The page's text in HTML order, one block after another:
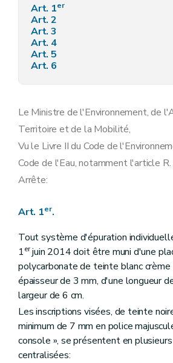
Art. 1er
Art. 2
Art. 3
Art. 4
Art. 5
Art. 6
Le Ministre de l'Environnement, de
Territoire et de la Mobilité,
Vu le Livre II du Code de
Code de l'Eau, notamment l'article
Arrête:
Art. 1er.
Tout système d'épuration
1erjuin 2014 doit être muni d'une
polycarbonate de teinte blanc
épaisseur de 3 mm, d'une longueur
largeur de 6 cm.
Les inscriptions visées, de teinte
minimum de 7 mm en police
console », se présentent en
centralisées: